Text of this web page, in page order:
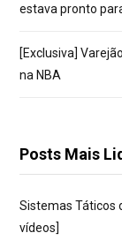
estava pronto
[Exclusiva]
na NBA
Posts Mais
Sistemas Táticos
vídeos]